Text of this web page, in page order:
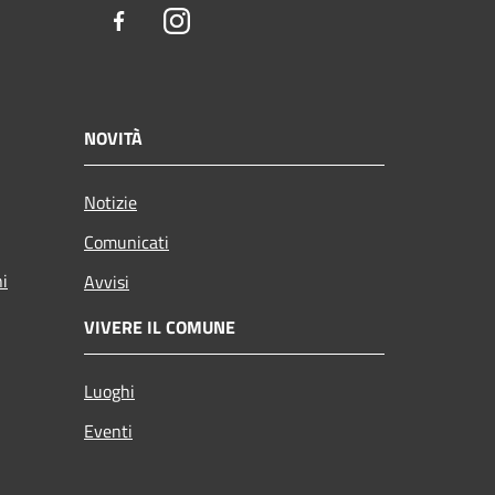
FacebookInstagram
NOVITÀ
Notizie
Comunicati
Avvisi
VIVERE IL COMUNE
Luoghi
Eventi